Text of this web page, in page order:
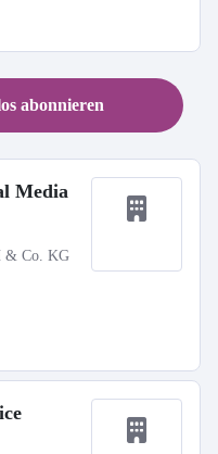
abonnieren
Media
& Co. KG